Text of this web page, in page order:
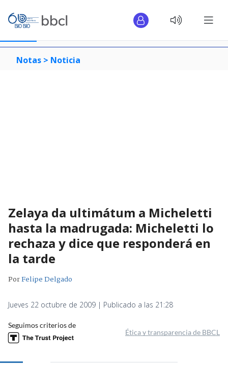
Notas > Noticia
Zelaya da ultimátum a Micheletti
hasta la madrugada: Micheletti lo
rechaza y dice que responderá en
la tarde
PorFelipe Delgado
Jueves 22 octubre de 2009 | Publicado a las 21:28
Seguimos criterios de
Ética y transparencia de BBCL